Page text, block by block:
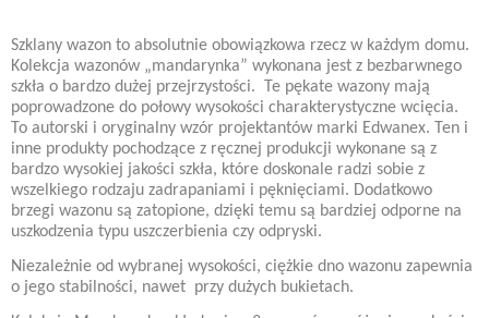
Szklany wazon to absolutnie obowiązkowa rzecz w każdym domu.
Kolekcja wazonów „mandarynka” wykonana jest z bezbarwnego
szkła o bardzo dużej przejrzystości.
Te pękate wazony mają
poprowadzone do połowy wysokości charakterystyczne wcięcia.
To autorski i oryginalny wzór projektantów marki Edwanex. Ten i
inne produkty pochodzące z ręcznej produkcji wykonane są z
bardzo wysokiej jakości szkła, które doskonale radzi sobie z
wszelkiego rodzaju zadrapaniami i pęknięciami. Dodatkowo
brzegi wazonu są zatopione, dzięki temu są bardziej odporne na
uszkodzenia typu uszczerbienia czy odpryski.
Niezależnie od wybranej wysokości, ciężkie dno wazonu zapewnia
o jego stabilności, nawet przy dużych bukietach.